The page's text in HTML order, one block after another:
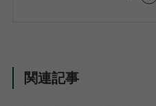
関連記事